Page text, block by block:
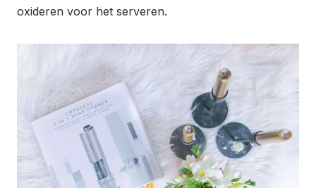
oxideren voor het serveren.